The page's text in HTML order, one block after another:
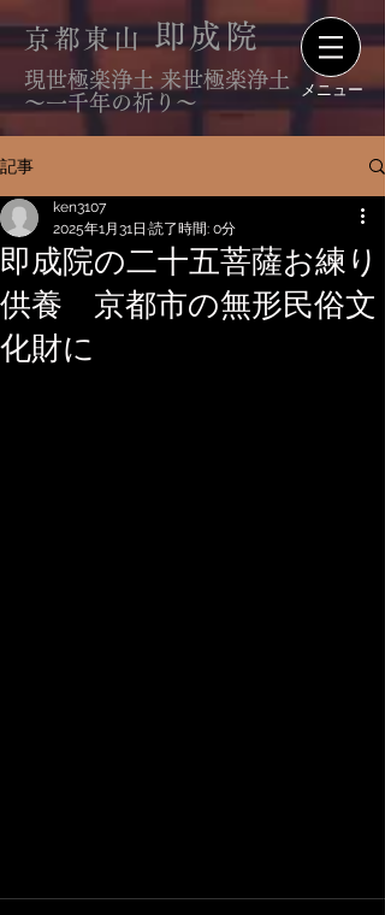
京都東山 即成院
現世極楽浄土 来世極楽浄土
〜一千年の祈り〜
メニュー
記事
即成院の二十五菩薩お練り
供養 京都市の無形民俗文
化財に
ken3107
2025年1月31日 読了時間: 0分